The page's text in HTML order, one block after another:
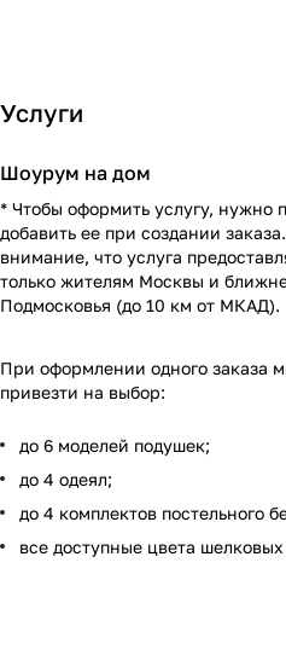
Услуги
Шоурум на дом
* Чтобы оформить услугу, нужно
добавить ее при создании
внимание, что услуга
только жителям Москвы и
Подмосковья (до 10 км от МКАД).
При оформлении одного заказа
привезти на выбор:
до 6 моделей подушек;
до 4 одеял;
до 4 комплектов постельного
все доступные цвета